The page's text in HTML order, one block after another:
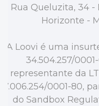
Rua Queluzita, 34
Horizonte -
A Loovi é uma
34.504.257/
representante da
0001-80,
do Sandbox